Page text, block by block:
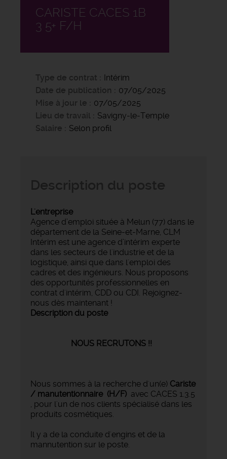
CARISTE CACES 1B
3 5+ F/H
Type de contrat
Intérim
Date de publication
07/05/2025
Mise à jour le
07/05/2025
Lieu de travail
Savigny-le-Temple
Salaire
Selon profil
L'entreprise
Agence d’emploi située à Melun (77) dans le
département de la Seine-et-Marne, CLM
Intérim est une agence d’intérim experte
dans les secteurs de l'industrie et de la
logistique, ainsi que dans l'emploi des
cadres et des ingénieurs. Nous proposons
des opportunités professionnelles en
contrat d'intérim, CDD ou CDI. Rejoignez-
nous dès maintenant !
Description du poste
NOUS RECRUTONS !!
Nous sommes à la recherche d'un(e) Cariste
/ manutentionnaire (H/F) avec CACES 1.3.5
, pour l'un de nos clients spécialisé dans les
produits cosmétiques.
Il y a de la conduite d'engins et de la
mannutention sur le poste.